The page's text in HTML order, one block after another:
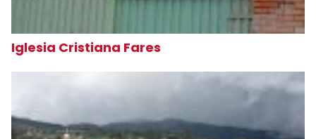
Iglesia Cristiana Fares